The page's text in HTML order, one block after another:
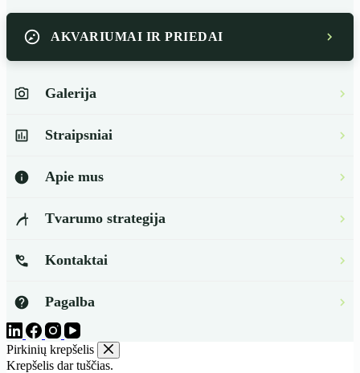
AKVARIUMAI IR PRIEDAI
Galerija
Straipsniai
Apie mus
Tvarumo strategija
Kontaktai
Pagalba
Pirkinių krepšelis
Krepšelis dar tuščias.